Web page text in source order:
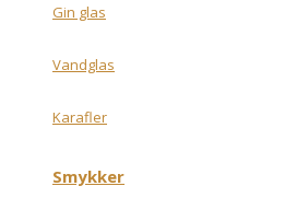
Gin glas
Vandglas
Karafler
Smykker